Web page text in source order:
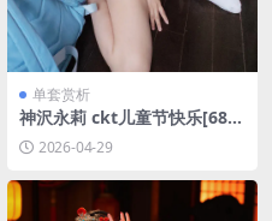
单套赏析
神沢永莉 ckt儿童节快乐[68P-
1V-387M]
2026-04-29